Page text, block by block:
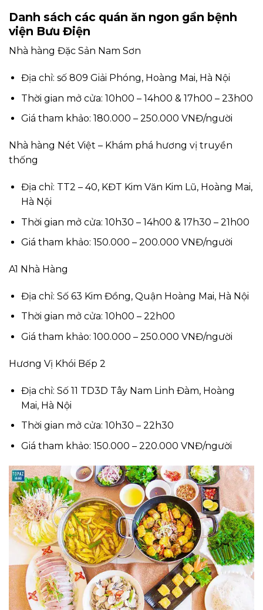
Danh sách các quán ăn ngon gần bệnh
viện Bưu Điện
Nhà hàng Đặc Sản Nam Sơn
Địa chỉ: số 809 Giải Phóng, Hoàng Mai, Hà Nội
Thời gian mở cửa: 10h00 – 14h00 & 17h00 – 23h00
Giá tham khảo: 180.000 – 250.000 VNĐ/người
Nhà hàng Nét Việt – Khám phá hương vị truyền
thống
Địa chỉ: TT2 – 40, KĐT Kim Văn Kim Lũ, Hoàng Mai,
Hà Nội
Thời gian mở cửa: 10h30 – 14h00 & 17h30 – 21h00
Giá tham khảo: 150.000 – 200.000 VNĐ/người
A1 Nhà Hàng
Địa chỉ: Số 63 Kim Đồng, Quận Hoàng Mai, Hà Nội
Thời gian mở cửa: 10h00 – 22h00
Giá tham khảo: 100.000 – 250.000 VNĐ/người
Hương Vị Khói Bếp 2
Địa chỉ: Số 11 TD3D Tây Nam Linh Đàm, Hoàng
Mai, Hà Nội
Thời gian mở cửa: 10h30 – 22h30
Giá tham khảo: 150.000 – 220.000 VNĐ/người